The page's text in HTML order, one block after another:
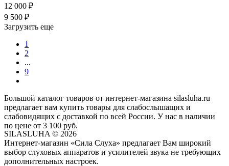
12 000 ₽
9 500 ₽
Загрузить еще
1
2
...
9
Большой каталог товаров от интернет-магазина silasluha.ru
предлагает вам купить товары для слабослышащих и
слабовидящих с доставкой по всей России. У нас в наличии
по цене от 3 100 руб.
SILASLUHA © 2026
Интернет-магазин «Сила Слуха» предлагает Вам широкий
выбор слуховых аппаратов и усилителей звука не требующих
дополнительных настроек.